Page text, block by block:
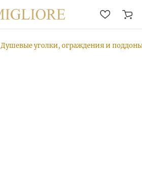
Душевые уголки, ограждения и